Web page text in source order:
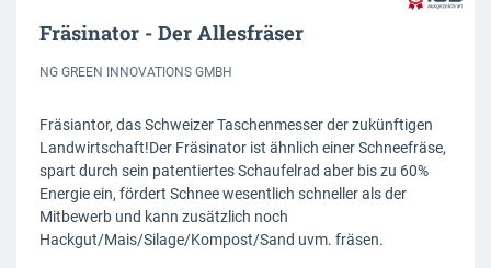
Fräsinator - Der Allesfräser
NG GREEN INNOVATIONS GMBH
Fräsiantor, das Schweizer Taschenmesser der zukünftigen
Landwirtschaft!Der Fräsinator ist ähnlich einer Schneefräse,
spart durch sein patentiertes Schaufelrad aber bis zu 60%
Energie ein, fördert Schnee wesentlich schneller als der
Mitbewerb und kann zusätzlich noch
Hackgut/Mais/Silage/Kompost/Sand uvm. fräsen.